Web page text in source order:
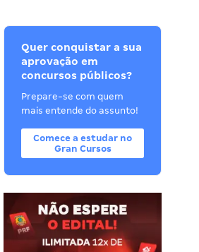
Quer conquistar a sua
aprovação em
concursos públicos?
Prepare-se com quem
mais entende do assunto!
Comece a estudar no
Gran Cursos